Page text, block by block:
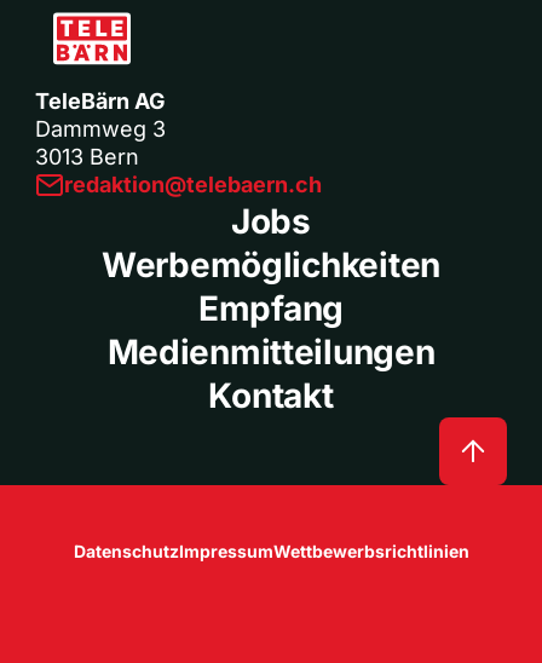
TeleBärn AG
Dammweg 3
3013 Bern
redaktion@telebaern.ch
Jobs
Werbemöglichkeiten
Empfang
Medienmitteilungen
Kontakt
DatenschutzImpressumWettbewerbsrichtlinien